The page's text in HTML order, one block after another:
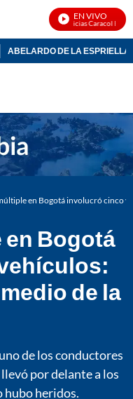
EN VIVO
Noticias Caracol En
ABELARDO DE LA ESPRIELLA
en Bogotá involucró cinco
Bogotá
de la
de los conductores
por delante a los
hubo heridos.